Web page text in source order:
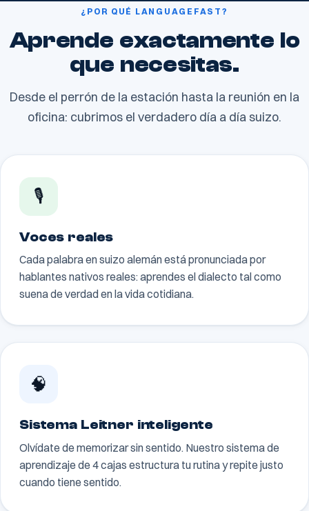
¿POR QUÉ LANGUAGEFAST?
Aprende exactamente lo
que necesitas.
Desde el perrón de la estación hasta la reunión en la
oficina: cubrimos el verdadero día a día suizo.
🎙️
Voces reales
Cada palabra en suizo alemán está pronunciada por
hablantes nativos reales: aprendes el dialecto tal como
suena de verdad en la vida cotidiana.
🧠
Sistema Leitner inteligente
Olvídate de memorizar sin sentido. Nuestro sistema de
aprendizaje de 4 cajas estructura tu rutina y repite justo
cuando tiene sentido.